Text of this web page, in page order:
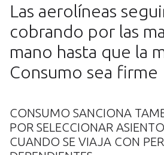
Las aerolíneas
cobrando por las
mano hasta que la
Consumo sea firme
CONSUMO SANCIONA
POR SELECCIONAR
CUANDO SE VIAJA CON